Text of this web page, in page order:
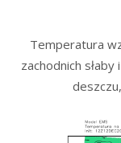
Temperatura
zachodnich